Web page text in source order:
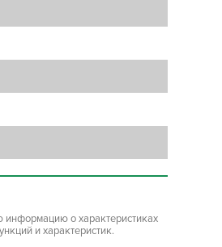
информацию о характеристиках
и характеристик.